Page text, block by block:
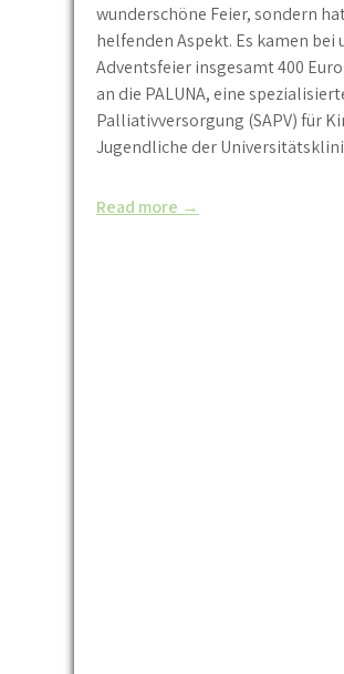
wunderschöne Feier, sondern
helfenden Aspekt. Es kamen bei
Adventsfeier insgesamt 400
an die PALUNA, eine
Palliativversorgung (SAPV) für
Jugendliche der
Read more →